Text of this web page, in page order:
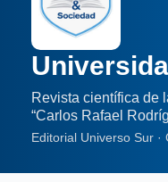
Revista científica de
“Carlos Rafael
Editorial Universo Sur